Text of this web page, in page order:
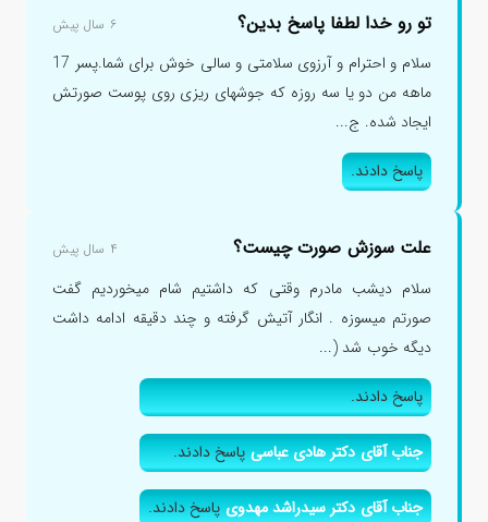
تو رو خدا لطفا پاسخ بدین؟ ۶ سال پیش
سلام و احترام و آرزوی سلامتی و سالی خوش برای شما.پسر 17
ماهه من دو یا سه روزه که جوشهای ریزی روی پوست صورتش
ایجاد شده. ج...
پاسخ دادند.
علت سوزش صورت چیست؟ ۴ سال پیش
سلام دیشب مادرم وقتی که داشتیم شام میخوردیم گفت
صورتم میسوزه . انگار آتیش گرفته و چند دقیقه ادامه داشت
دیگه خوب شد (...
پاسخ دادند.
جناب آقای دکتر هادی عباسیپاسخ دادند.
جناب آقای دکتر سیدراشد مهدویپاسخ دادند.